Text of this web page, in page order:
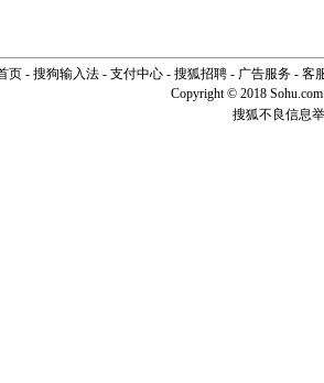
页- 搜狗输入法- 支付中心- 搜狐招聘- 广告服务- 客
Copyright © 2018
搜狐不良信息